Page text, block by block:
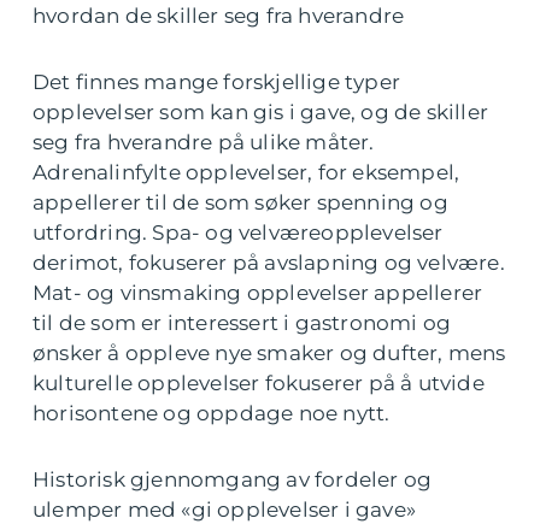
hvordan de skiller seg fra hverandre
Det finnes mange forskjellige typer
opplevelser som kan gis i gave, og de skiller
seg fra hverandre på ulike måter.
Adrenalinfylte opplevelser, for eksempel,
appellerer til de som søker spenning og
utfordring. Spa- og velværeopplevelser
derimot, fokuserer på avslapning og velvære.
Mat- og vinsmaking opplevelser appellerer
til de som er interessert i gastronomi og
ønsker å oppleve nye smaker og dufter, mens
kulturelle opplevelser fokuserer på å utvide
horisontene og oppdage noe nytt.
Historisk gjennomgang av fordeler og
ulemper med «gi opplevelser i gave»